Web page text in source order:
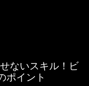
ないスキル！ビ
ポイント